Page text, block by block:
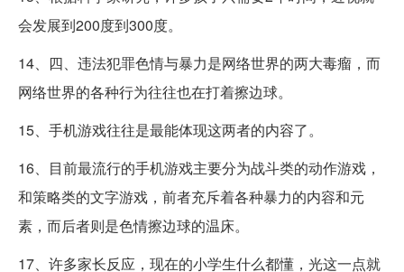
会发展到200度到300度。
14、四、违法犯罪色情与暴力是网络世界的两大毒瘤，而
网络世界的各种行为往往也在打着擦边球。
15、手机游戏往往是最能体现这两者的内容了。
16、目前最流行的手机游戏主要分为战斗类的动作游戏，
和策略类的文字游戏，前者充斥着各种暴力的内容和元
素，而后者则是色情擦边球的温床。
17、许多家长反应，现在的小学生什么都懂，光这一点就